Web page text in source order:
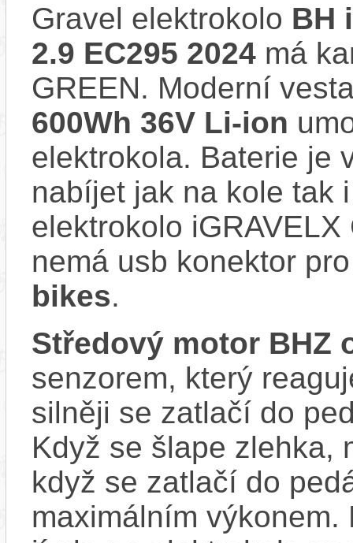
Gravel elektrokolo BH
2.9 EC295 2024 má
GREEN. Moderní
600Wh 36V Li-ion
elektrokola. Baterie je
nabíjet jak na kole tak
elektrokolo
nemá usb konektor
bikes.
Středový motor BHZ
senzorem, který
silněji se zatlačí do
Když se šlape zlehka,
když se zatlačí do
maximálním